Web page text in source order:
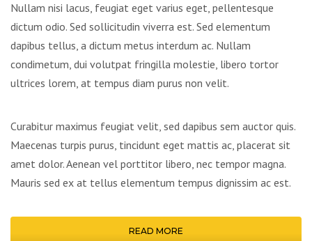
Nullam nisi lacus, feugiat eget varius eget, pellentesque
dictum odio. Sed sollicitudin viverra est. Sed elementum
dapibus tellus, a dictum metus interdum ac. Nullam
condimetum, dui volutpat fringilla molestie, libero tortor
ultrices lorem, at tempus diam purus non velit.
Curabitur maximus feugiat velit, sed dapibus sem auctor quis.
Maecenas turpis purus, tincidunt eget mattis ac, placerat sit
amet dolor. Aenean vel porttitor libero, nec tempor magna.
Mauris sed ex at tellus elementum tempus dignissim ac est.
READ MORE